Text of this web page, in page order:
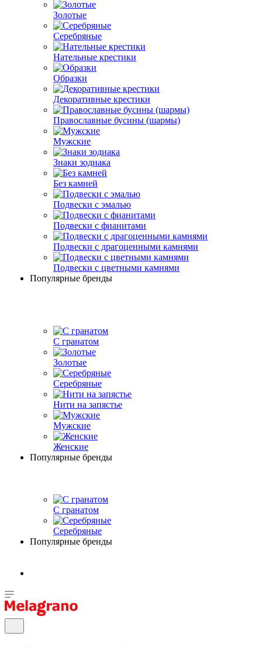
Золотые
Серебряные
Нательные крестики
Образки
Декоративные крестики
Православные бусины (шармы)
Мужские
Знаки зодиака
Без камней
Подвески с эмалью
Подвески с фианитами
Подвески с драгоценными камнями
Подвески с цветными камнями
Популярные бренды
С гранатом
Золотые
Серебряные
Нити на запястье
Мужские
Женские
Популярные бренды
С гранатом
Серебряные
Популярные бренды